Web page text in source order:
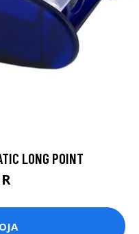
LONG POINT